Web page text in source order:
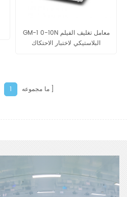
GM-1 0-10N معامل تغليف الفيلم
البلاستيكي لاختبار الاحتكاك
ما مجموعه 1